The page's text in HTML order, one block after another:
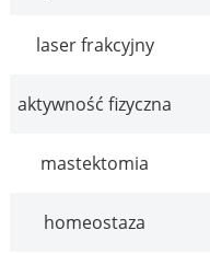
laser frakcyjny
aktywność fizyczna
mastektomia
homeostaza